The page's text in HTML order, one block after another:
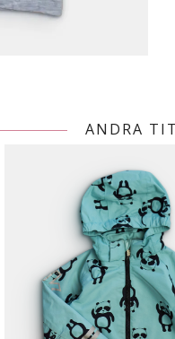
ANDRA